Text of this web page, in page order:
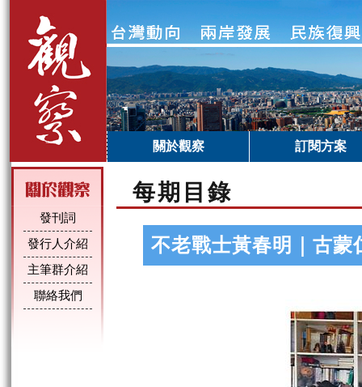
關於觀察 訂閱方案
發刊詞
發行人介紹
主筆群介紹
聯絡我們
每期目錄
不老戰士黃春明｜古蒙